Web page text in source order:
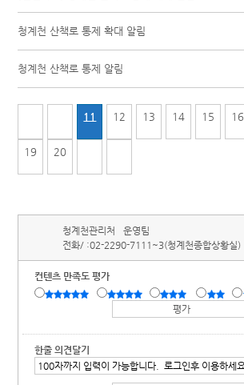
청계천 산책로 통제 확대 알림
청계천 산책로 통제 알림
11 12 13 14 15 16
19 20
청계천관리처
운영팀
전화/ :02-2290-7111~3(청계천종합상황실)
컨텐츠 만족도 평가
한줄 의견달기